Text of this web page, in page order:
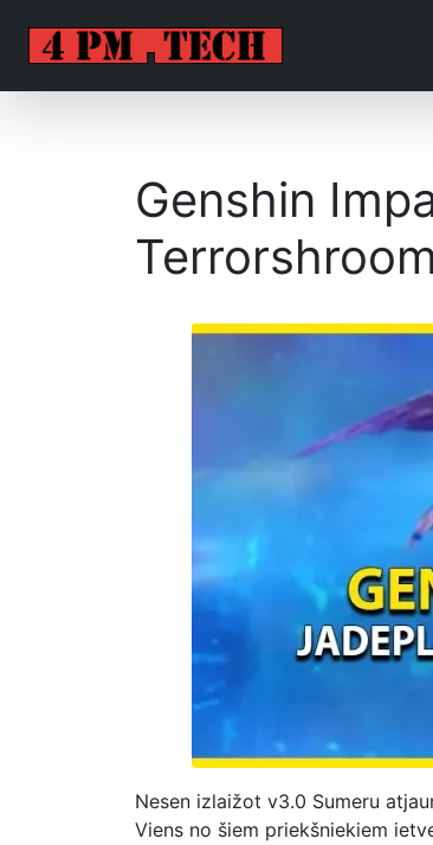
Genshin
Nesen izlaižot v3.0 Sumeru
Viens no šiem priekšniekiem